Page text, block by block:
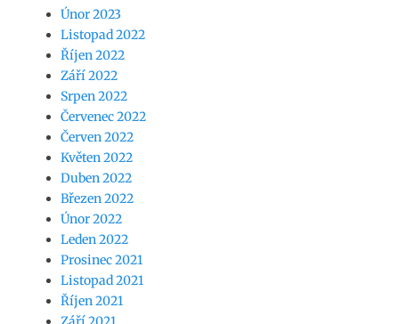
Únor 2023
Listopad 2022
Říjen 2022
Září 2022
Srpen 2022
Červenec 2022
Červen 2022
Květen 2022
Duben 2022
Březen 2022
Únor 2022
Leden 2022
Prosinec 2021
Listopad 2021
Říjen 2021